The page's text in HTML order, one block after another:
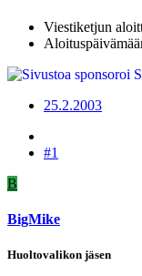
Viestiketjun
25.2.2003
#1
B
BigMike
Huoltovalikon jäsen